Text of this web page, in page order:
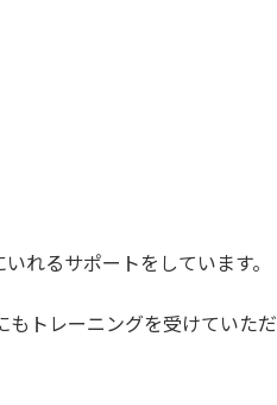
れるサポートをしています。
もトレーニングを受けていただ